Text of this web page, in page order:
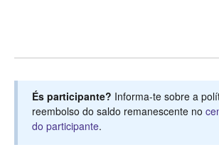
És participante? Informa-te sobre a
reembolso do saldo remanescente no
do participante.